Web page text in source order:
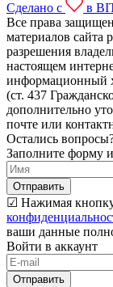
Сделано с
в
Все права
материалов сайта
разрешения
настоящем
информационный
(ст. 437
дополнительно
почте или
Остались
Заполните форму
Отправить
☑ Нажимая
ваши данные
Войти в аккаунт
Отправить